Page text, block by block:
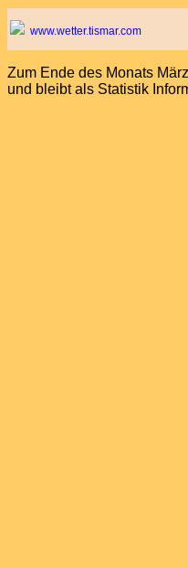
www.wetter.tismar.com
Zum Ende des Monats
und bleibt als Statistik